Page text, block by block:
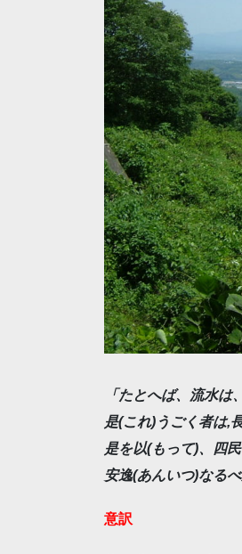
「たとへば、流水は
是(これ)うごく者は,
是を以(もって)、四
安逸(あんいつ)なる
意訳